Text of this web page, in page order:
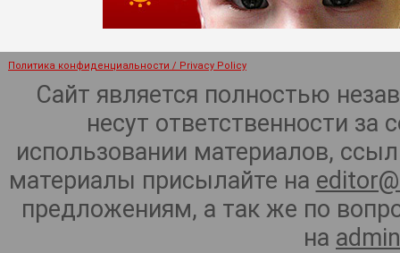
Политика конфиденциальности / Privacy Policy
Сайт является полностью
несут ответственности
использовании материалов,
материалы присылайте на
предложениям, а так же по
на